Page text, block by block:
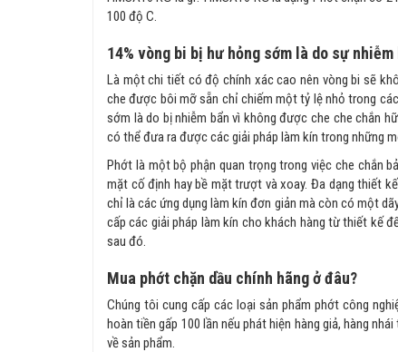
100 độ C.
14% vòng bi bị hư hỏng sớm là do sự nhiễm
Là một chi tiết có độ chính xác cao nên vòng bi sẽ
che được bôi mỡ sẵn chỉ chiếm một tỷ lệ nhỏ trong
sớm là do bị nhiễm bẩn vì không được che che chắn
có thể đưa ra được các giải pháp làm kín trong những
Phớt là một bộ phận quan trọng trong việc che chắn
mặt cố định hay bề mặt trượt và xoay. Đa dạng thiết
chỉ là các ứng dụng làm kín đơn giản mà còn có một
cấp các giải pháp làm kín cho khách hàng từ thiết kế
sau đó.
Mua phớt chặn dầu chính hãng ở đâu?
Chúng tôi cung cấp các loại sản phẩm phớt công
hoàn tiền gấp 100 lần nếu phát hiện hàng giả, hàng
về sản phẩm.